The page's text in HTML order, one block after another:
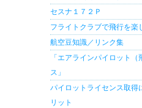
セスナ１７２Ｐ
フライトクラブで飛行を楽
航空豆知識／リンク集
「エアラインパイロット
ス」
パイロットライセンス取得
リット